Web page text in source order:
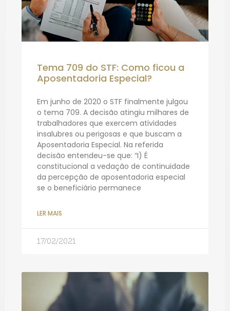
Tema 709 do STF: Como ficou a
Aposentadoria Especial?
Em junho de 2020 o STF finalmente julgou
o tema 709. A decisão atingiu milhares de
trabalhadores que exercem atividades
insalubres ou perigosas e que buscam a
Aposentadoria Especial. Na referida
decisão entendeu-se que: “I) É
constitucional a vedação de continuidade
da percepção de aposentadoria especial
se o beneficiário permanece
LER MAIS
17/02/2021